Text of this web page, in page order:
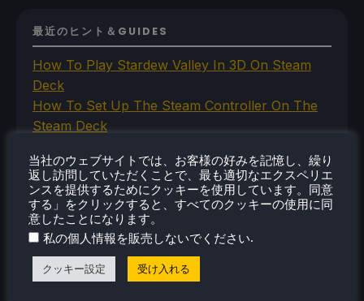
最近のヒント＆GUIDES
How To Play Stardew Valley In 3D On Steam
Deck
How To Set Up The Steam Controller On The
Steam Deck
Princess PC Port On Steam Deck
How To Set Up The Jak And Daxter Trilogy's
Native PC Ports On Steam Deck
How To Play The Original Resident Evil 1 And 2
On Steam Deck
当社のウェブサイトでは、お客様の好みを記憶し、繰り
返し訪問していただくことで、最も適切なエクスペリエ
ンスを提供するためにクッキーを使用しています。同意
する」をクリックすると、すべてのクッキーの使用に同
意したことになります。
私の個人情報を販売しないでください.
クッキー設定 受け入れる